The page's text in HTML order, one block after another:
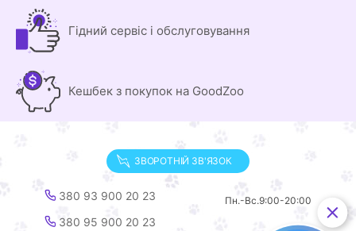
Гідний сервіс і обслуговування
Кешбек з покупок на GoodZoo
ЗВОРОТНІЙ ЗВ'ЯЗОК
380 93 900 20 23
380 95 900 20 23
Пн.-Вс.9:00-20:00